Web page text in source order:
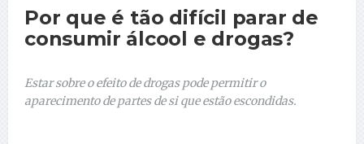
Por que é tão difícil parar de
consumir álcool e drogas?
Estar sobre o efeito de drogas pode permitir o
aparecimento de partes de si que estão escondidas.